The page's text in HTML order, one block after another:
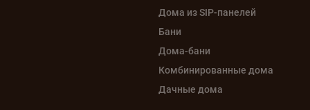
Дома из SIP-панелей
Бани
Дома-бани
Комбинированные дома
Дачные дома